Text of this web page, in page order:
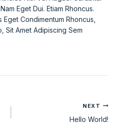
Eget Dui. Etiam Rhoncus.
Condimentum Rhoncus,
Sit Amet Adipiscing Sem
NEXT
Hello World!